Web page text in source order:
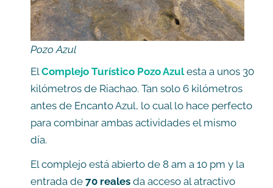
Pozo Azul
ElComplejo Turístico Pozo Azulesta a unos 30
kilómetros de Riachao. Tan solo 6 kilómetros
antes de Encanto Azul, lo cual lo hace perfecto
para combinar ambas actividades el mismo
día.
El complejo está abierto de 8 am a 10 pm y la
entrada de 70 reales da acceso al atractivo